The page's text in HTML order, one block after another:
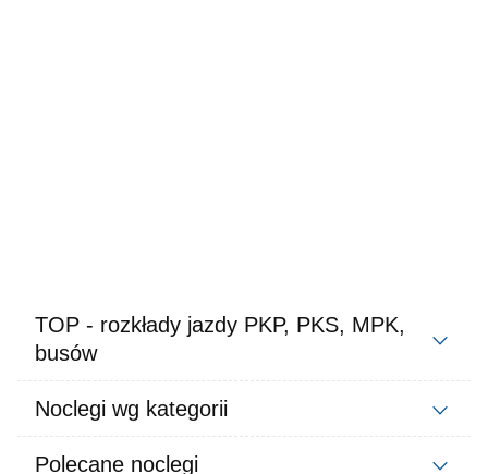
TOP - rozkłady jazdy PKP, PKS, MPK,
busów
Noclegi wg kategorii
Polecane noclegi